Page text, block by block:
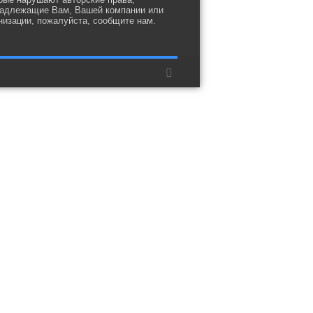
Вам, Вашей компании или
пожалуйста, сообщите нам.